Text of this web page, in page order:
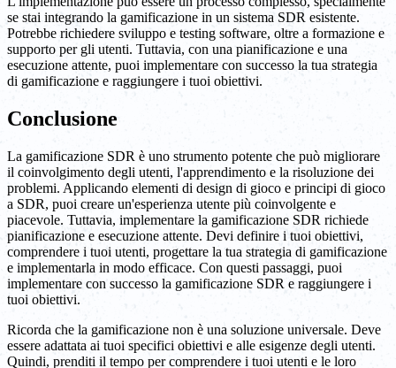
se stai integrando la gamificazione in un sistema SDR esistente.
Potrebbe richiedere sviluppo e testing software, oltre a formazione e
supporto per gli utenti. Tuttavia, con una pianificazione e una
esecuzione attente, puoi implementare con successo la tua strategia
di gamificazione e raggiungere i tuoi obiettivi.
Conclusione
La gamificazione SDR è uno strumento potente che può migliorare
il coinvolgimento degli utenti, l'apprendimento e la risoluzione dei
problemi. Applicando elementi di design di gioco e principi di gioco
a SDR, puoi creare un'esperienza utente più coinvolgente e
piacevole. Tuttavia, implementare la gamificazione SDR richiede
pianificazione e esecuzione attente. Devi definire i tuoi obiettivi,
comprendere i tuoi utenti, progettare la tua strategia di gamificazione
e implementarla in modo efficace. Con questi passaggi, puoi
implementare con successo la gamificazione SDR e raggiungere i
tuoi obiettivi.
Ricorda che la gamificazione non è una soluzione universale. Deve
essere adattata ai tuoi specifici obiettivi e alle esigenze degli utenti.
Quindi, prenditi il tempo per comprendere i tuoi utenti e le loro